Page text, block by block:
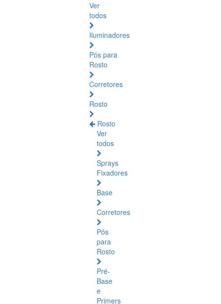
Ver
todos
Iluminadores
Pós para
Rosto
Corretores
Rosto
Rosto
Ver
todos
Sprays
Fixadores
Base
Corretores
Pós
para
Rosto
Pré-
Base
e
Primers